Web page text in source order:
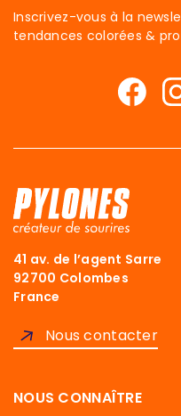
Inscrivez-vous à la
tendances colorées &
41 av. de l’agent Sarre
92700 Colombes
France
Nous contacter
NOUS CONNAÎTRE